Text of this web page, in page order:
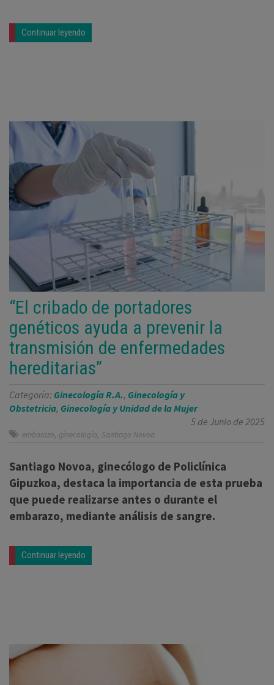
Continuar leyendo
“El cribado de portadores
genéticos ayuda a prevenir la
transmisión de enfermedades
hereditarias”
Categoría: Ginecología R.A., Ginecología y
Obstetricia, Ginecología y Unidad de la Mujer
5 de Junio de 2025
embarazo, ginecología, Santiago Novoa
Santiago Novoa, ginecólogo de Policlínica
Gipuzkoa, destaca la importancia de esta prueba
que puede realizarse antes o durante el
embarazo, mediante análisis de sangre.
Continuar leyendo